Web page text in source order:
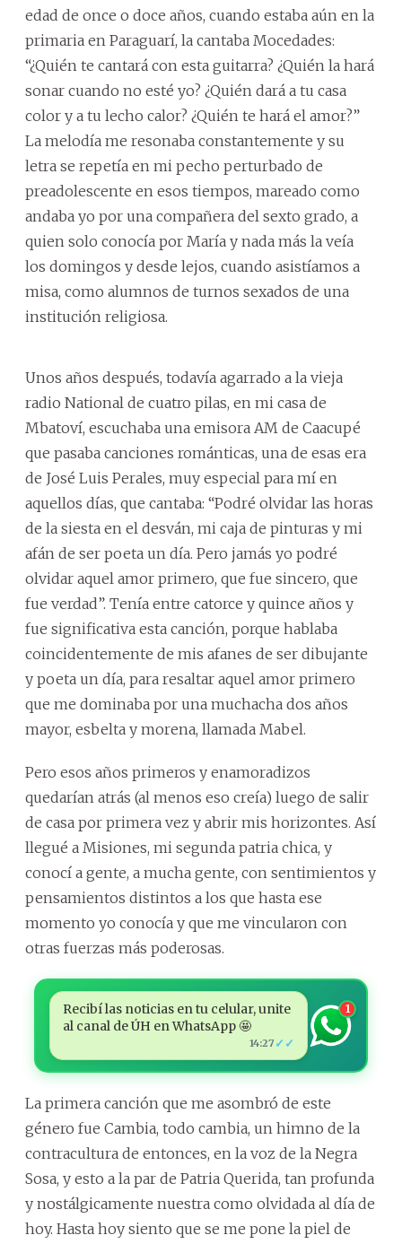
edad de once o doce años, cuando estaba aún en la
primaria en Paraguarí, la cantaba Mocedades:
“¿Quién te cantará con esta guitarra? ¿Quién la hará
sonar cuando no esté yo? ¿Quién dará a tu casa
color y a tu lecho calor? ¿Quién te hará el amor?”
La melodía me resonaba constantemente y su
letra se repetía en mi pecho perturbado de
preadolescente en esos tiempos, mareado como
andaba yo por una compañera del sexto grado, a
quien solo conocía por María y nada más la veía
los domingos y desde lejos, cuando asistíamos a
misa, como alumnos de turnos sexados de una
institución religiosa.
Unos años después, todavía agarrado a la vieja
radio National de cuatro pilas, en mi casa de
Mbatoví, escuchaba una emisora AM de Caacupé
que pasaba canciones románticas, una de esas era
de José Luis Perales, muy especial para mí en
aquellos días, que cantaba: “Podré olvidar las horas
de la siesta en el desván, mi caja de pinturas y mi
afán de ser poeta un día. Pero jamás yo podré
olvidar aquel amor primero, que fue sincero, que
fue verdad”. Tenía entre catorce y quince años y
fue significativa esta canción, porque hablaba
coincidentemente de mis afanes de ser dibujante
y poeta un día, para resaltar aquel amor primero
que me dominaba por una muchacha dos años
mayor, esbelta y morena, llamada Mabel.
Pero esos años primeros y enamoradizos
quedarían atrás (al menos eso creía) luego de salir
de casa por primera vez y abrir mis horizontes. Así
llegué a Misiones, mi segunda patria chica, y
conocí a gente, a mucha gente, con sentimientos y
pensamientos distintos a los que hasta ese
momento yo conocía y que me vincularon con
otras fuerzas más poderosas.
Recibí las noticias en tu celular, unite
al canal de ÚH en WhatsApp 🤩
14:27 ✓✓
1
La primera canción que me asombró de este
género fue Cambia, todo cambia, un himno de la
contracultura de entonces, en la voz de la Negra
Sosa, y esto a la par de Patria Querida, tan profunda
y nostálgicamente nuestra como olvidada al día de
hoy. Hasta hoy siento que se me pone la piel de